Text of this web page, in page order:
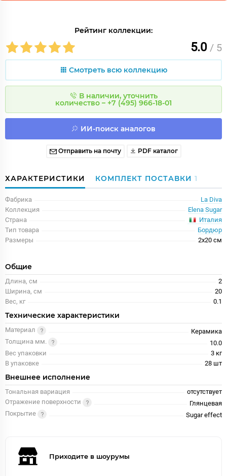
Рейтинг коллекции:
5.0 / 5
Смотреть всю коллекцию
В наличии, уточнить
количество – +7 (495) 966-18-01
ИИ-поиск аналогов
Отправить на почту PDF каталог
ХАРАКТЕРИСТИКИ КОМПЛЕКТ ПОСТАВКИ 1
Фабрика
La Diva
Коллекция
Elena Sugar
Страна
Италия
Тип товара
Бордюр
Размеры
2x20 см
Общие
Длина, см
2
Ширина, см
20
Вес, кг
0.1
Технические характеристики
Материал
Керамика
Толщина мм.
10.0
Вес упаковки
3 кг
В упаковке
28 шт
Внешнее исполнение
Тональная вариация
отсутствует
Отражение поверхности
Глянцевая
Покрытие
Sugar effect
Приходите в шоурумы